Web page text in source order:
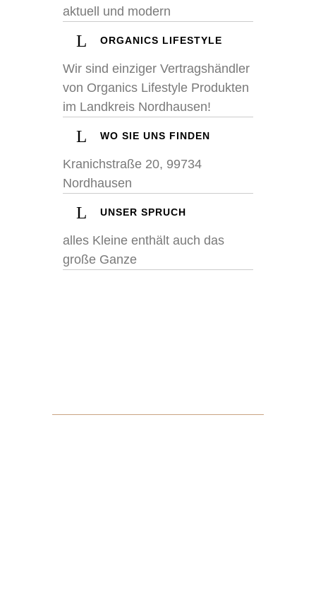
aktuell und modern
ORGANICS LIFESTYLE
Wir sind einziger Vertragshändler
von Organics Lifestyle Produkten
im Landkreis Nordhausen!
WO SIE UNS FINDEN
Kranichstraße 20, 99734
Nordhausen
UNSER SPRUCH
alles Kleine enthält auch das
große Ganze